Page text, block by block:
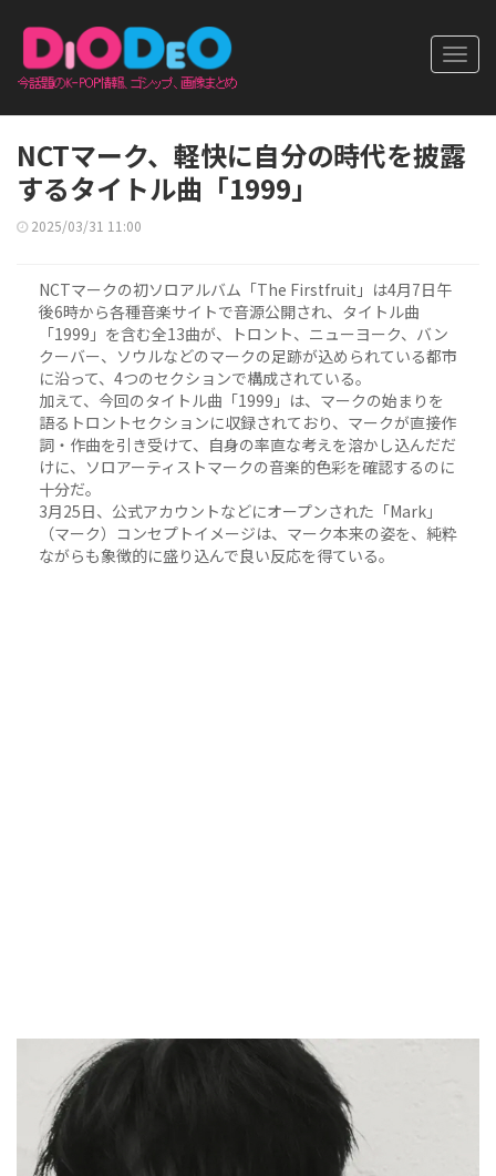
NCTマーク、軽快に自分の時代を披露
するタイトル曲「1999」
2025/03/31 11:00
NCTマークの初ソロアルバム「The Firstfruit」は4月7日午
後6時から各種音楽サイトで音源公開され、タイトル曲
「1999」を含む全13曲が、トロント、ニューヨーク、バン
クーバー、ソウルなどのマークの足跡が込められている都市
に沿って、4つのセクションで構成されている。
加えて、今回のタイトル曲「1999」は、マークの始まりを
語るトロントセクションに収録されており、マークが直接作
詞・作曲を引き受けて、自身の率直な考えを溶かし込んだだ
けに、ソロアーティストマークの音楽的色彩を確認するのに
十分だ。
3月25日、公式アカウントなどにオープンされた「Mark」
（マーク）コンセプトイメージは、マーク本来の姿を、純粋
ながらも象徴的に盛り込んで良い反応を得ている。